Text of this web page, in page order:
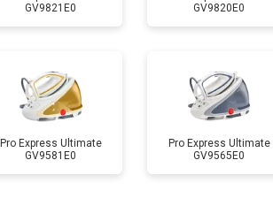
GV9821E0
GV9820E0
Pro Express Ultimate
GV9581E0
Pro Express Ultimate
GV9565E0